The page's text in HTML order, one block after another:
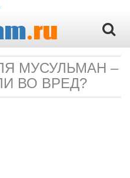
.ru
МУСУЛЬМАН –
ВО ВРЕД?